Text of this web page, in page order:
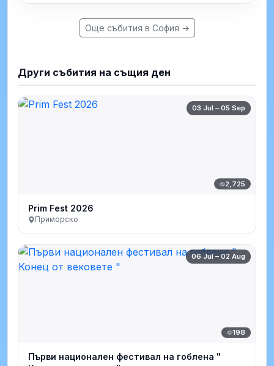
Още събития в София →
Други събития на същия ден
03 Jul – 05 Sep
2,725
Prim Fest 2026
Приморско
06 Jul – 02 Aug
198
Първи национален фестивал на гоблена "